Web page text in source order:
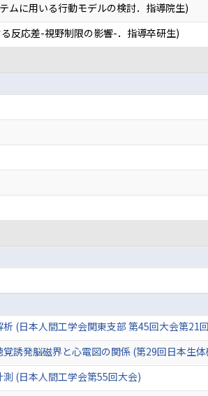
に用いる行動モデルの検討．指導院生)
反応差-視野制限の影響-．指導卒研生)
(日本人間工学会関東支部 第45回大会第21
誘発脳磁界と心電図の関係 (第29回日本生
(日本人間工学会第55回大会)